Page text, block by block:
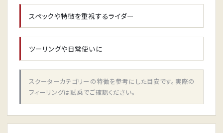
スペックや特徴を重視するライダー
ツーリングや日常使いに
スクーターカテゴリーの特徴を参考にした目安です。実際の
フィーリングは試乗でご確認ください。